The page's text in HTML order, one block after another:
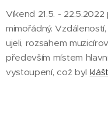
Víkend 21.5. -
mimořádný.
ujeli, rozsahem
především místem
vystoupení, což byl